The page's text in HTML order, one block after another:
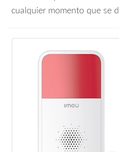
cualquier momento que se